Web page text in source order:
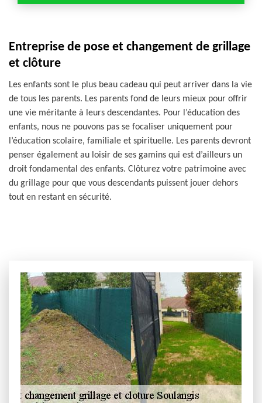
Entreprise de pose et changement de grillage
et clôture
Les enfants sont le plus beau cadeau qui peut arriver dans la vie
de tous les parents. Les parents fond de leurs mieux pour offrir
une vie méritante à leurs descendantes. Pour l’éducation des
enfants, nous ne pouvons pas se focaliser uniquement pour
l’éducation scolaire, familiale et spirituelle. Les parents devront
penser également au loisir de ses gamins qui est d’ailleurs un
droit fondamental des enfants. Clôturez votre patrimoine avec
du grillage pour que vous descendants puissent jouer dehors
tout en restant en sécurité.